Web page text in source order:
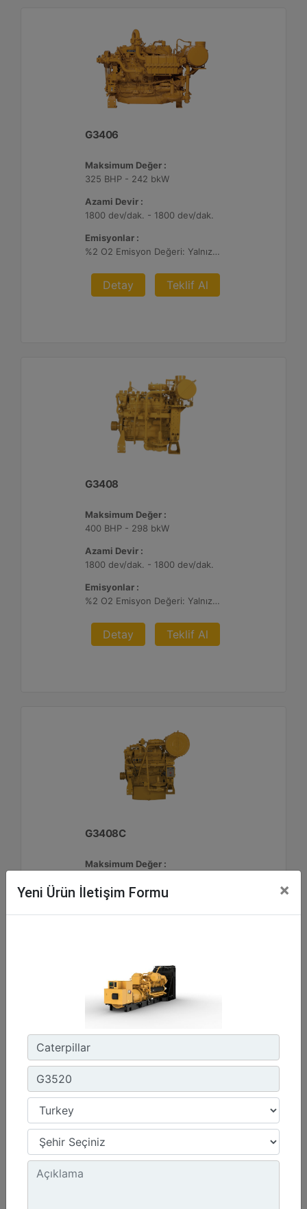
G3406
Maksimum Değer :
325 BHP - 242 bkW
Azami Devir :
1800 dev/dak. - 1800 dev/dak.
Emisyonlar :
%2 O2 Emisyon Değeri: Yalnızca İhracat
Detay Teklif Al
G3408
Maksimum Değer :
400 BHP - 298 bkW
Azami Devir :
1800 dev/dak. - 1800 dev/dak.
Emisyonlar :
%2 O2 Emisyon Değeri: Yalnızca İhracat
Detay Teklif Al
G3408C
Maksimum Değer :
Azami Devir :
1800 dev/dak. - 1800 dev/dak.
Detay Teklif Al
Yeni Ürün İletişim Formu ×